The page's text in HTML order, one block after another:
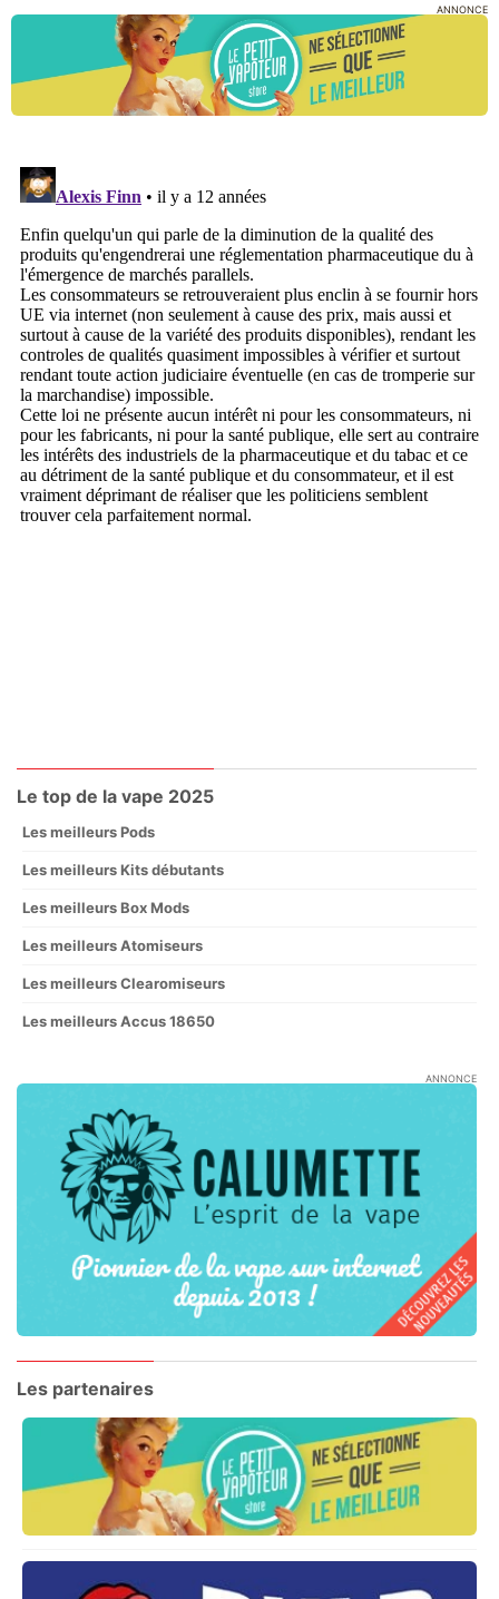
ANNONCE
Le top de la vape 2025
Les meilleurs Pods
Les meilleurs Kits débutants
Les meilleurs Box Mods
Les meilleurs Atomiseurs
Les meilleurs Clearomiseurs
Les meilleurs Accus 18650
ANNONCE
Les partenaires